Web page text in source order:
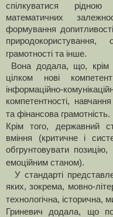
спілкуватися
математичних
формування
грамотності та інше.
Вона додала, що, крім
цілком нові
інформаційно-
компетентності,
та фінансова грамотність.
Крім того, державний
вміння (критичне і
обгрунтовувати
емоційним станом).
У стандарті
яких, зокрема, мовно-
технологічна, історична,
Гриневич додала, що